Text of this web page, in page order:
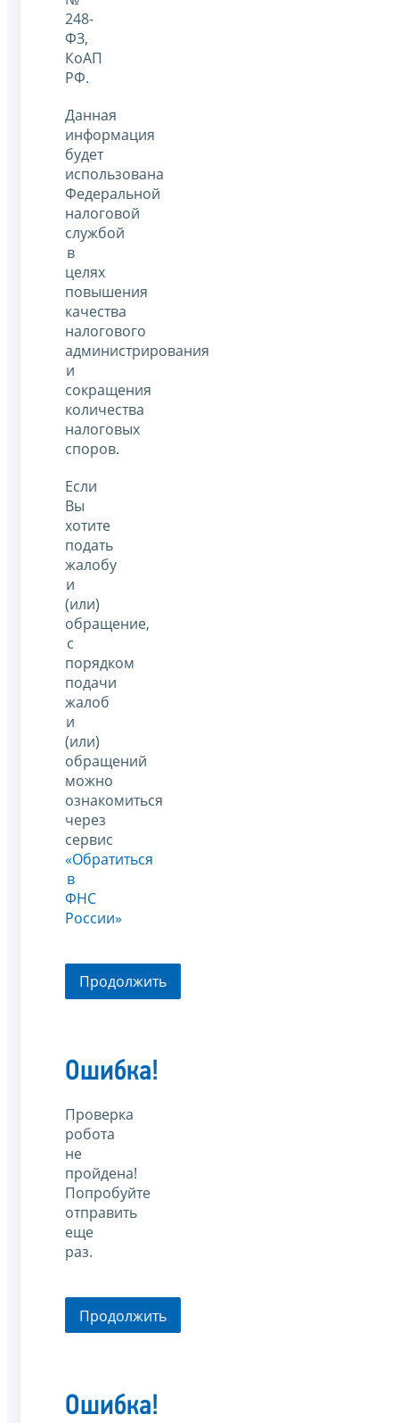
248-
ФЗ,
КоАП
РФ.
Данная
информация
будет
использована
Федеральной
налоговой
службой
в
целях
повышения
качества
налогового
администрирования
и
сокращения
количества
налоговых
споров.
Если
Вы
хотите
подать
жалобу
и
(или)
обращение,
с
порядком
подачи
жалоб
и
(или)
обращений
можно
ознакомиться
через
сервис
«Обратиться
в
ФНС
России»
Продолжить
Ошибка!
Проверка
робота
не
пройдена!
Попробуйте
отправить
еще
раз.
Продолжить
Ошибка!